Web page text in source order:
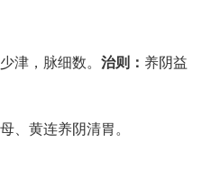
津，脉细数。 治则： 养阴益
黄连养阴清胃。